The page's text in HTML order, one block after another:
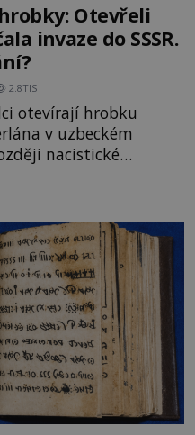
Otevřeli
invaze do SSSR.
2.8TIS
otevírají hrobku
v uzbeckém
nacistické
a napadá
natolik zarážející, že se
jde jen o fascinující